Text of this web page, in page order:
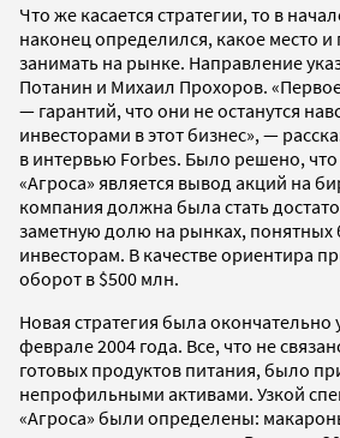
Что же касается стратегии, то в
наконец определился, какое место и
занимать на рынке. Направление
Потанин и Михаил Прохоров.
— гарантий, что они не останутся
инвесторами в этот бизнес», —
в интервью Forbes. Было решено,
«Агроса» является вывод акций на
компания должна была стать
заметную долю на рынках, понятных
инвесторам. В качестве ориентира
оборот в $500 млн.
Новая стратегия была окончательно
феврале 2004 года. Все, что не
готовых продуктов питания, было
непрофильными активами. Узкой
«Агроса» были определены: